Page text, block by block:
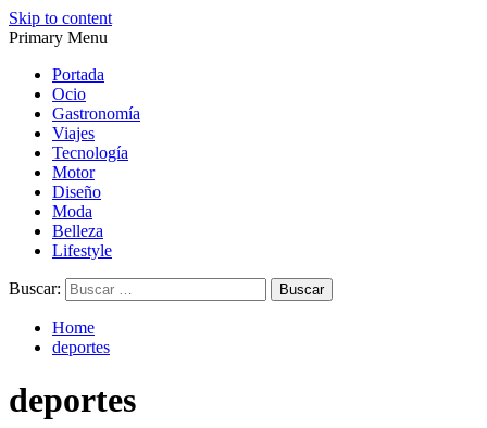
Skip to content
diseño…
diseño…
Primary Menu
Portada
Ocio
Gastronomía
Viajes
Tecnología
Motor
Diseño
Moda
Belleza
Lifestyle
Buscar:
Home
deportes
deportes